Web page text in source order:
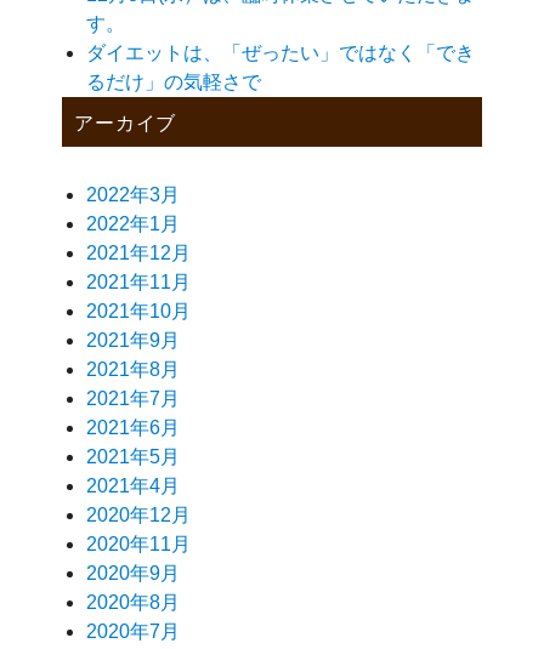
す。
ダイエットは、「ぜったい」ではなく「でき
るだけ」の気軽さで
アーカイブ
2022年3月
2022年1月
2021年12月
2021年11月
2021年10月
2021年9月
2021年8月
2021年7月
2021年6月
2021年5月
2021年4月
2020年12月
2020年11月
2020年9月
2020年8月
2020年7月